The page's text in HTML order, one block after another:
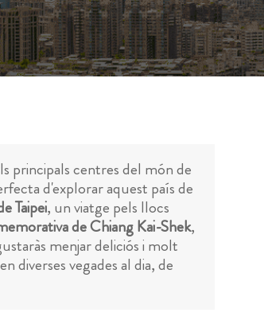
principals centres del món de
d'explorar aquest país de
Taipei, un viatge pels llocs
de Chiang Kai-Shek,
menjar deliciós i molt
diverses vegades al dia, de